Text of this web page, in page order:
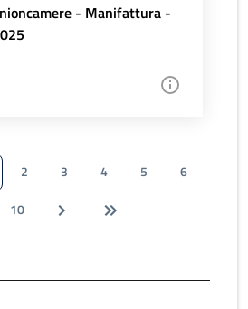
- Manifattura -
2 3 4 5
6
10